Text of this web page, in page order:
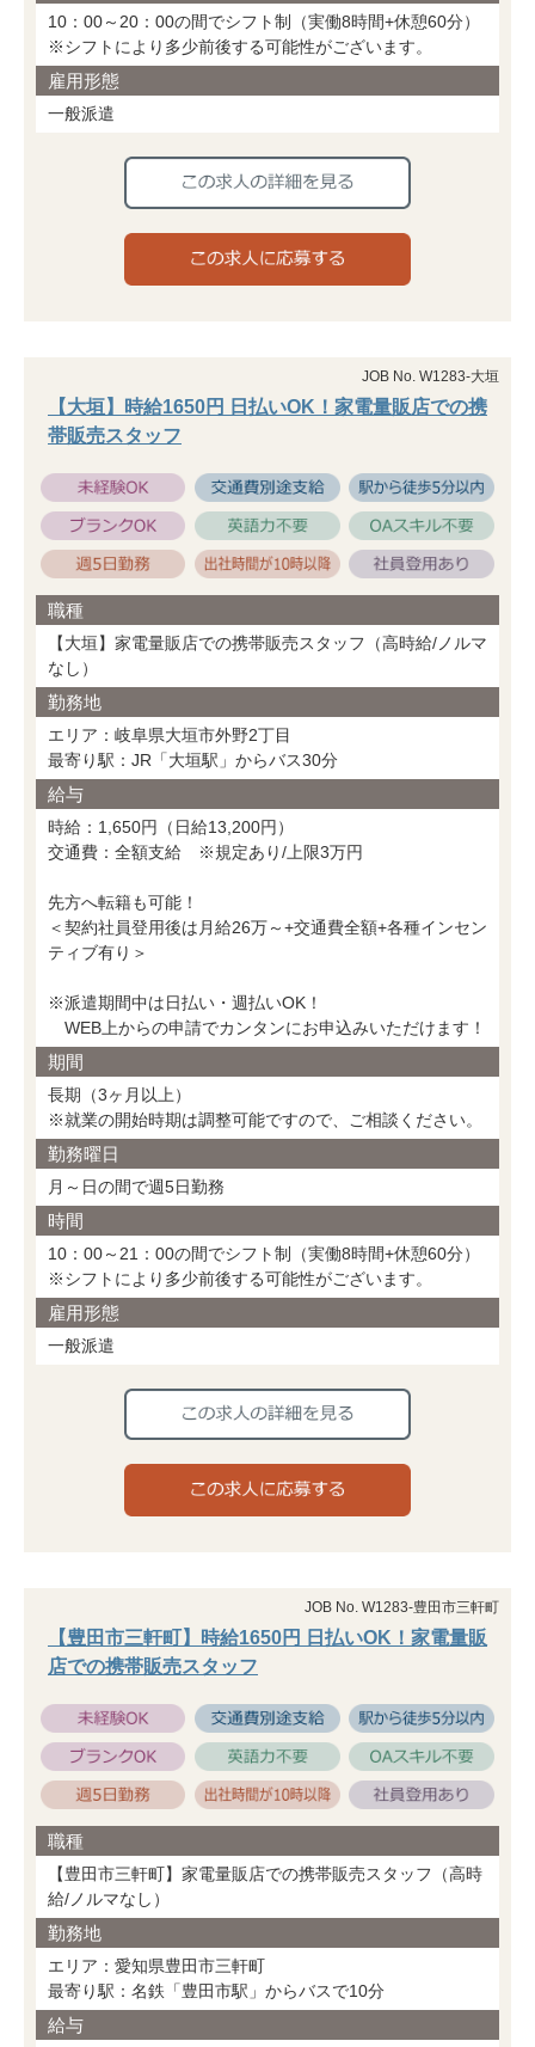
10：00～20：00の間でシフト制（実働8時間+休憩60分）
※シフトにより多少前後する可能性がございます。
雇用形態
一般派遣
JOB No. W1283-大垣
【大垣】時給1650円 日払いOK！家電量販店での携
帯販売スタッフ
職種
【大垣】家電量販店での携帯販売スタッフ（高時給/ノルマ
なし）
勤務地
エリア：岐阜県大垣市外野2丁目
最寄り駅：JR「大垣駅」からバス30分
給与
時給：1,650円（日給13,200円）
交通費：全額支給 ※規定あり/上限3万円
先方へ転籍も可能！
＜契約社員登用後は月給26万～+交通費全額+各種インセン
ティブ有り＞
※派遣期間中は日払い・週払いOK！
WEB上からの申請でカンタンにお申込みいただけます！
期間
長期（3ヶ月以上）
※就業の開始時期は調整可能ですので、ご相談ください。
勤務曜日
月～日の間で週5日勤務
時間
10：00～21：00の間でシフト制（実働8時間+休憩60分）
※シフトにより多少前後する可能性がございます。
雇用形態
一般派遣
JOB No. W1283-豊田市三軒町
【豊田市三軒町】時給1650円 日払いOK！家電量販
店での携帯販売スタッフ
職種
【豊田市三軒町】家電量販店での携帯販売スタッフ（高時
給/ノルマなし）
勤務地
エリア：愛知県豊田市三軒町
最寄り駅：名鉄「豊田市駅」からバスで10分
給与